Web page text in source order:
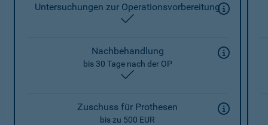
Untersuchungen zur Operationsvorbereitung
Nachbehandlung
bis 30 Tage nach der OP
Zuschuss für Prothesen
bis zu 500 EUR